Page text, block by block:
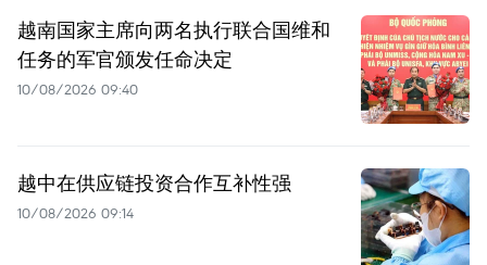
越南国家主席向两名执行联合国维和
任务的军官颁发任命决定
10/08/2026 09:40
越中在供应链投资合作互补性强
10/08/2026 09:14